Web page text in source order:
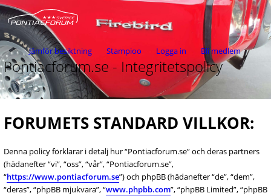
Jämför besiktning Stampioo Logga in Bli medlem
Pontiacforum.se - Integritetspolicy
FORUMETS STANDARD VILLKOR:
Denna policy förklarar i detalj hur “Pontiacforum.se” och deras partners
(hädanefter “vi”, “oss”, “vår”, “Pontiacforum.se”,
“https://www.pontiacforum.se”) och phpBB (hädanefter “de”, “dem”,
“deras”, “phpBB mjukvara”, “www.phpbb.com”, “phpBB Limited”, “phpBB